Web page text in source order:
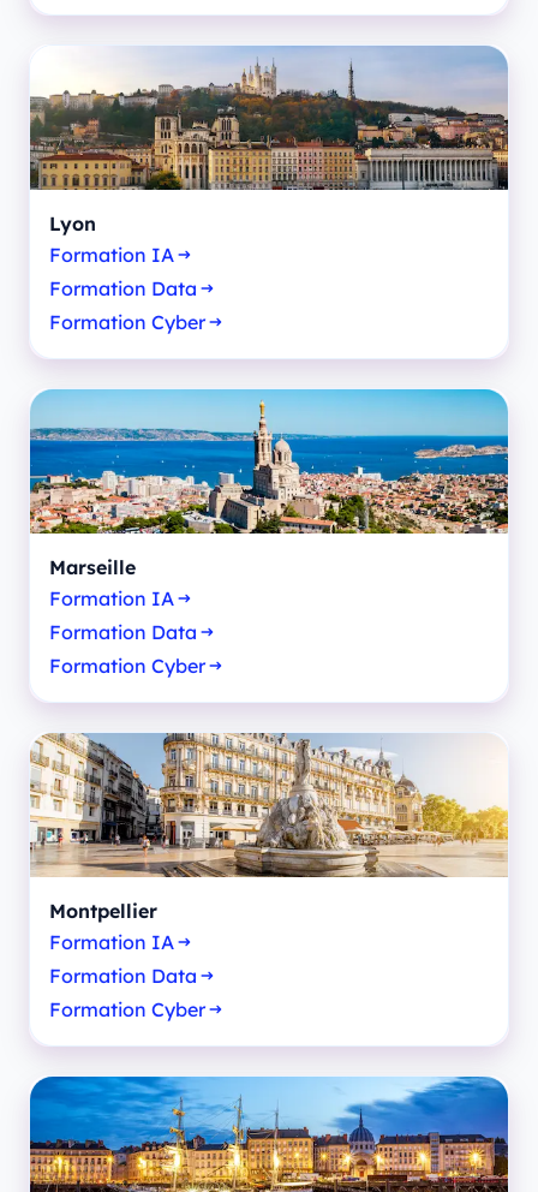
Lyon
Formation IA
Formation Data
Formation Cyber
Marseille
Formation IA
Formation Data
Formation Cyber
Montpellier
Formation IA
Formation Data
Formation Cyber